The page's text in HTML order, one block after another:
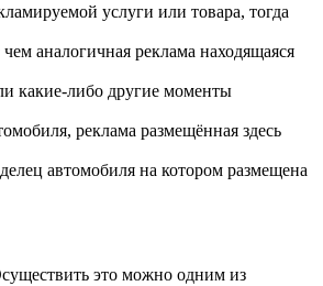
услуги или товара, тогда
аналогичная реклама находящаяся
какие-либо другие моменты
реклама размещённая здесь
автомобиля на котором размещена
это можно одним из